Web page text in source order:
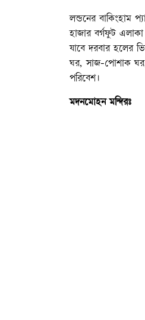
লন্ডনের বাকিংহাম
হাজার বর্গফুট
যাবে দরবার হলের
ঘর, সাজ-পোশাক ঘর,
পরিবেশ।
মদনমোহন মন্দিরঃ